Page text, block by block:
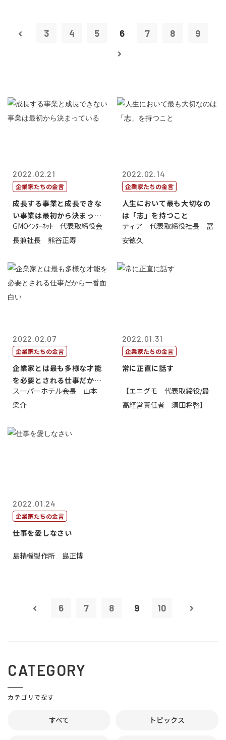
3 4 5 6 7 8 9
2022.02.21
企業家たちの金言
成長する事業と成長できな
い事業は最初から決まって
いる
GMOｲﾝﾀｰﾈｯﾄ 代表取締役会
長兼社長 熊谷正寿
2022.02.14
企業家たちの金言
人生において最も大切なの
は「志」を持つこと
ティア 代表取締役社長 冨
安徳久
2022.02.07
企業家たちの金言
企業家とは最も多様な才能
を必要とされる仕事だから
一番面白い
スーパーホテル会長 山本
梁介
2022.01.31
企業家たちの金言
常に正直に話す
【エニグモ 代表取締役/最
高経営責任者 須田将啓】
2022.01.24
企業家たちの金言
仕事を愛しなさい
島精機製作所 島正博
6 7 8 9 10
CATEGORY
カテゴリで探す
すべて トピックス